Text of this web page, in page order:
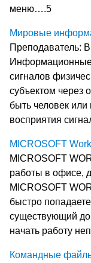
меню….5
Мировые
Преподаватель:
сигналов
субъектом через
быть человек
восприятия
MICROSOFT
MICROSOFT
работы в офисе,
MICROSOFT
быстро
существующий
начать работу
Командные